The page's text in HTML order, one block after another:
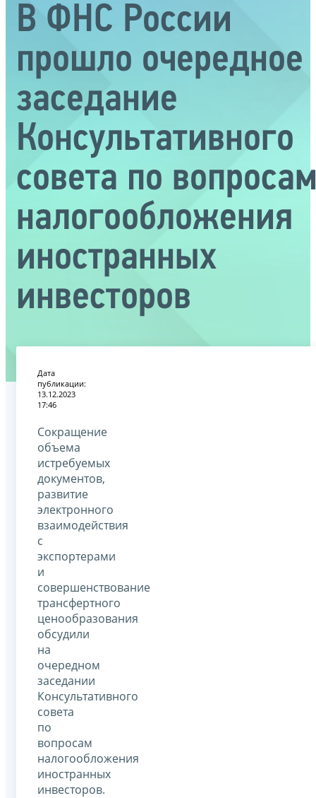
В ФНС России
прошло очередное
заседание
Консультативного
совета по
налогообложения
иностранных
инвесторов
Дата
публикации:
13.12.2023
17:46
Сокращение
объема
истребуемых
документов,
развитие
электронного
взаимодействия
с
экспортерами
и
совершенствование
трансфертного
ценообразования
обсудили
на
очередном
заседании
Консультативного
совета
по
вопросам
налогообложения
иностранных
инвесторов.